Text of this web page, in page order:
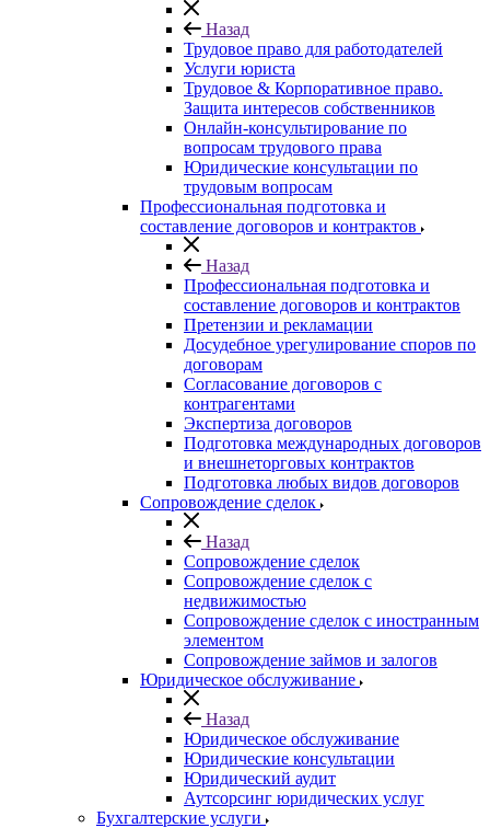
Назад
Трудовое право для работодателей
Услуги юриста
Трудовое & Корпоративное право.
Защита интересов собственников
Онлайн-консультирование по
вопросам трудового права
Юридические консультации по
трудовым вопросам
Профессиональная подготовка и
составление договоров и контрактов
Назад
Профессиональная подготовка и
составление договоров и контрактов
Претензии и рекламации
Досудебное урегулирование споров по
договорам
Согласование договоров с
контрагентами
Экспертиза договоров
Подготовка международных договоров
и внешнеторговых контрактов
Подготовка любых видов договоров
Сопровождение сделок
Назад
Сопровождение сделок
Сопровождение сделок с
недвижимостью
Сопровождение сделок с иностранным
элементом
Сопровождение займов и залогов
Юридическое обслуживание
Назад
Юридическое обслуживание
Юридические консультации
Юридический аудит
Аутсорсинг юридических услуг
Бухгалтерские услуги